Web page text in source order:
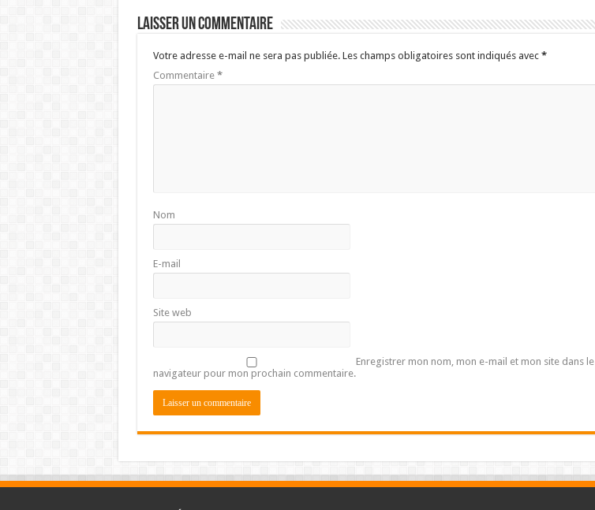
Laisser un commentaire
Votre adresse e-mail ne sera pas publiée. Les champs obligatoires sont indiqués avec *
Commentaire *
Nom
E-mail
Site web
Enregistrer mon nom, mon e-mail et mon site dans le
navigateur pour mon prochain commentaire.